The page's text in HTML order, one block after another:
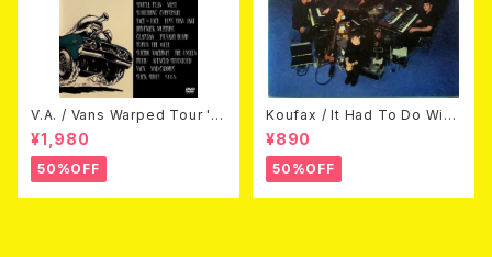
V.A. / Vans Warped Tour '0
3 (DVD)
¥1,980
50%OFF
Koufax / It Had To Do With
Love (CD)
¥890
50%OFF